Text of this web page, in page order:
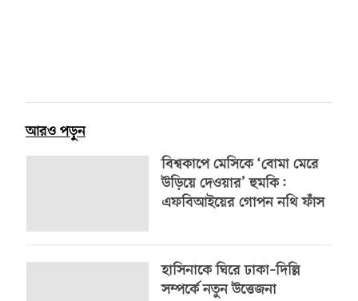
আরও পড়ুন
বিশ্বকাপে মেসিকে ‘বোমা মেরে
উড়িয়ে দেওয়ার’ হুমকি:
এফবিআইয়ের গোপন নথি ফাঁস
হাসিনাকে ঘিরে ঢাকা–দিল্লি
সম্পর্কে নতুন উত্তেজনা